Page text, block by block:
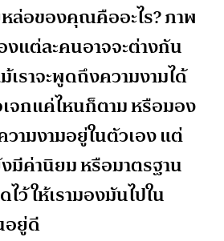
ล่อของคุณคืออะไร? ภาพ
แต่ละคนอาจจะต่างกัน
ราจะพูดถึงความงามได้
จกแค่ไหนก็ตาม หรือมอง
ามงามอยู่ในตัวเอง แต่
มีค่านิยม หรือมาตรฐาน
ว้ ให้เรามองมันไปใน
อยู่ดี